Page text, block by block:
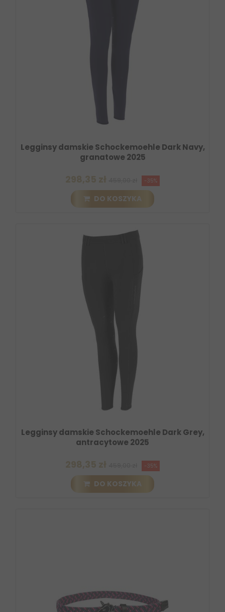
Legginsy damskie Schockemoehle Dark Navy,
granatowe 2025
-35%
DO KOSZYKA
Legginsy damskie Schockemoehle Dark Grey,
antracytowe 2025
-35%
DO KOSZYKA